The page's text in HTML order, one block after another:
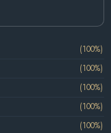
(100%)
(100%)
(100%)
(100%)
(100%)